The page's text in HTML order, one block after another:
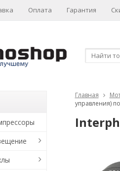
Оплата Гарантия
Главная
управления)